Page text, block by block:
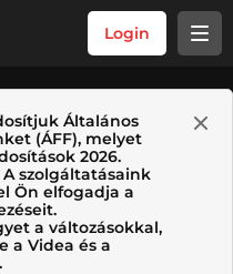
Login
Általános
(ÁFF), melyet
2026.
szolgáltatásaink
Ön elfogadja a
a változásokkal,
a Videa és a